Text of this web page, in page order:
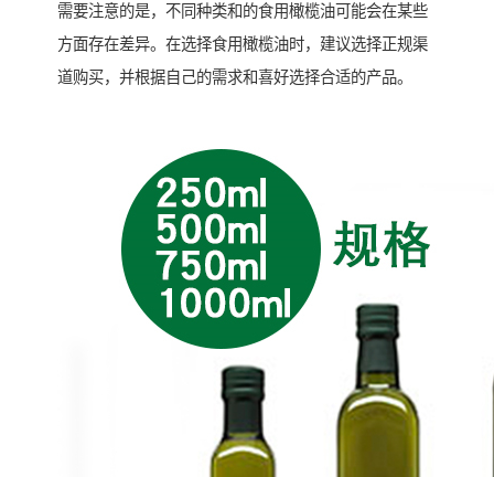
需要注意的是，不同种类和的食用橄榄油可能会在某些
方面存在差异。在选择食用橄榄油时，建议选择正规渠
道购买，并根据自己的需求和喜好选择合适的产品。